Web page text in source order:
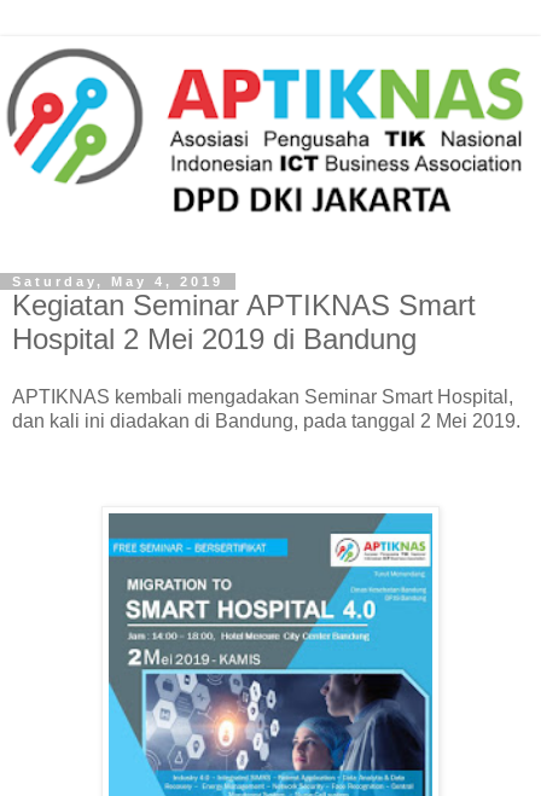
Saturday, May 4, 2019
Kegiatan Seminar APTIKNAS Smart
Hospital 2 Mei 2019 di Bandung
APTIKNAS kembali mengadakan Seminar Smart Hospital,
dan kali ini diadakan di Bandung, pada tanggal 2 Mei 2019.